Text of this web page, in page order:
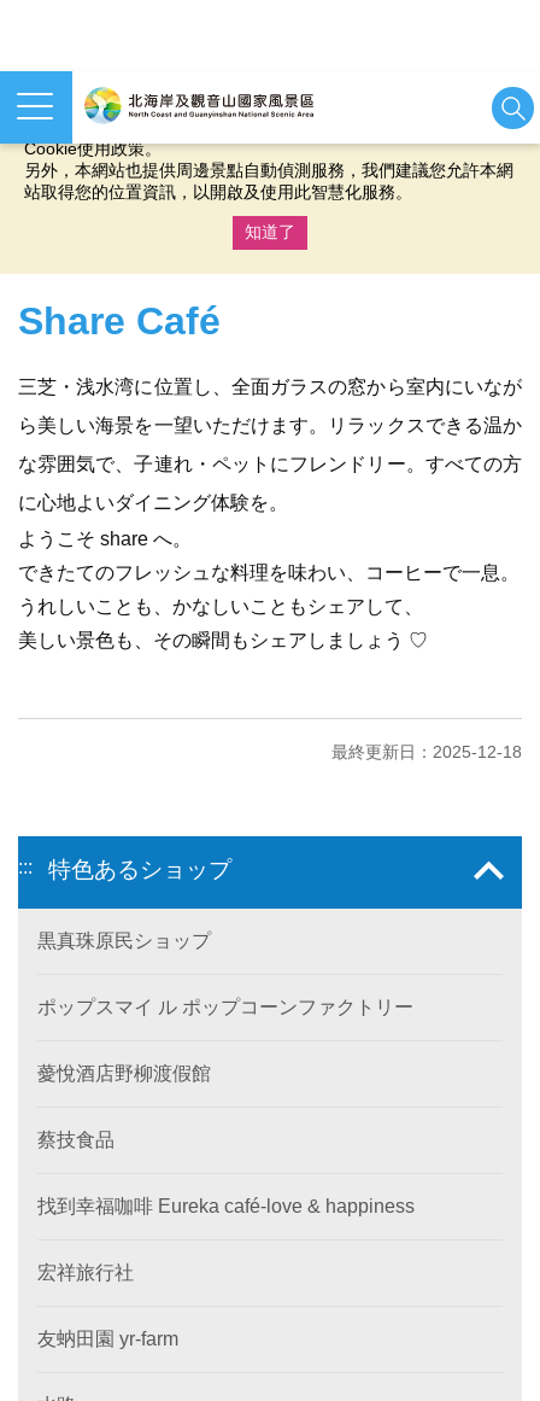
本網站使用cookies等相關技術以持續優化網站服務，並有助於為
您提供更佳的體驗，當您繼續使用本網站即表示您同意我們的
Cookie使用政策。
另外，本網站也提供周邊景點自動偵測服務，我們建議您允許本網
站取得您的位置資訊，以開啟及使用此智慧化服務。
知道了
Share Café
三芝・浅水湾に位置し、全面ガラスの窓から室内にいなが
ら美しい海景を一望いただけます。リラックスできる温か
な雰囲気で、子連れ・ペットにフレンドリー。すべての方
に心地よいダイニング体験を。
ようこそ share へ。
できたてのフレッシュな料理を味わい、コーヒーで一息。
うれしいことも、かなしいこともシェアして、
美しい景色も、その瞬間もシェアしましょう ♡
最終更新日：2025-12-18
::: 特色あるショップ
黒真珠原民ショップ
ポップスマイ ル ポップコーンファクトリー
薆悅酒店野柳渡假館
蔡技食品
找到幸福咖啡 Eureka café-love & happiness
宏祥旅行社
友蚋田園 yr-farm